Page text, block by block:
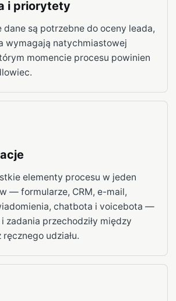
i priorytety
dane są potrzebne do oceny leada,
wymagają natychmiastowej
momencie procesu powinien
elementy procesu w jeden
— formularze, CRM, e-mail,
chatbota i voicebota —
zadania przechodziły między
udziału.